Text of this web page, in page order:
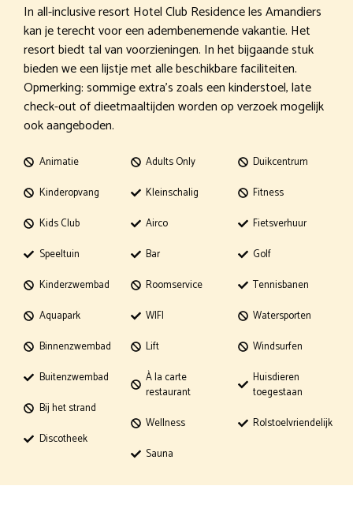
In all-inclusive resort Hotel Club Residence les Amandiers
kan je terecht voor een adembenemende vakantie. Het
resort biedt tal van voorzieningen. In het bijgaande stuk
bieden we een lijstje met alle beschikbare faciliteiten.
Opmerking: sommige extra’s zoals een kinderstoel, late
check-out of dieetmaaltijden worden op verzoek mogelijk
ook aangeboden.
Animatie
Kinderopvang
Kids Club
Speeltuin
Kinderzwembad
Aquapark
Binnenzwembad
Buitenzwembad
Bij het strand
Discotheek
Adults Only
Kleinschalig
Airco
Bar
Roomservice
WIFI
Lift
À la carte
restaurant
Wellness
Sauna
Duikcentrum
Fitness
Fietsverhuur
Golf
Tennisbanen
Watersporten
Windsurfen
Huisdieren
toegestaan
Rolstoelvriendelijk